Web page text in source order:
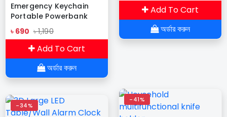
Emergency Keychain
Portable Powerbank
৳ 690 ৳ 1,190
Add To Cart
অর্ডার করুন
Add To Cart
অর্ডার করুন
-34%
-41%